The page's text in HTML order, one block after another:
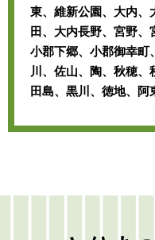
東、維新公園、大内、
田、大内長野、宮野、
小郡下郷、小郡御幸町
川、佐山、陶、秋穂
田島、黒川、徳地、阿